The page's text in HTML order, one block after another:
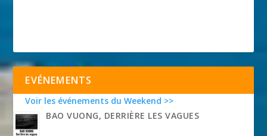
EVÉNEMENTS
Voir les événements du Weekend >>
BAO VUONG, DERRIÈRE LES VAGUES